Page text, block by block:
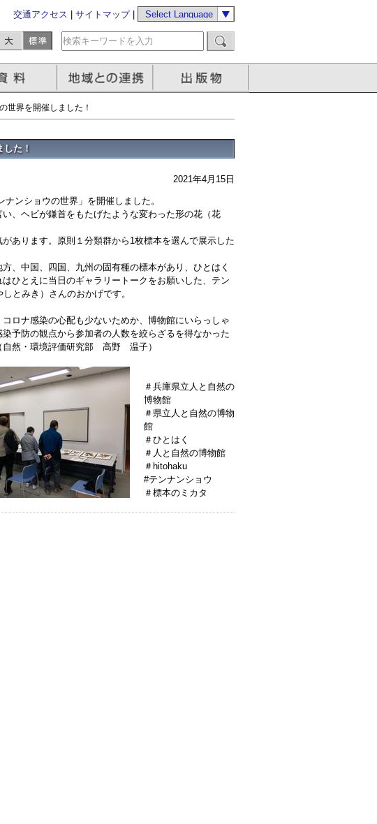
交通アクセス サイトマップ|
界を開催しました！
た！
2021年4月15日
ンショウの世界」を開催しました。
、ヘビが鎌首をもたげたような変わった形の花（花
あります。原則１分類群から1枚標本を選んで展示した
、中国、四国、九州の固有種の標本があり、ひとはく
ひとえに当日のギャラリートークをお願いした、テン
とみき）さんのおかげです。
ロナ感染の心配も少ないためか、博物館にいらっしゃ
予防の観点から参加者の人数を絞らざるを得なかった
自然・環境評価研究部 高野 温子）
＃兵庫県立人と自然の
博物館
＃県立人と自然の博物
館
＃ひとはく
＃人と自然の博物館
＃hitohaku
#テンナンショウ
＃標本のミカタ